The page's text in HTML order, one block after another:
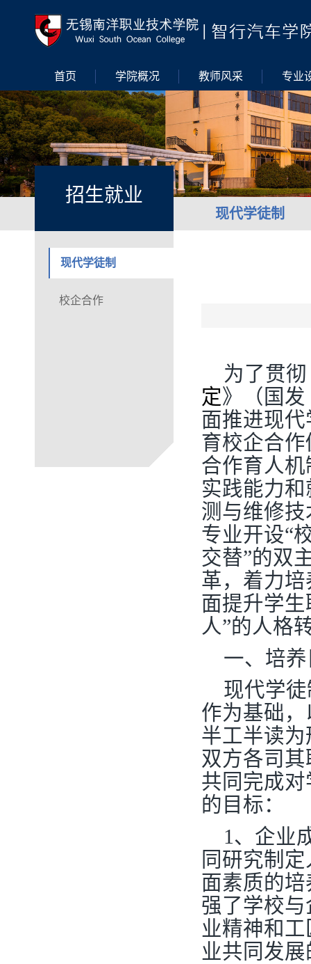
首页 学院概况 教师风采 专业
招生就业
现代学徒制
现代学徒制
校企合作
为了贯
定》（国
面推进现
育校企合
合作育人
实践能力
测与维修
专业开设“
交替”的双
革，着力
面提升学生
人”的人格
一、培
现代学
作为基础
半工半读
双方各司
共同完成
的目标：
1、企业
同研究制
面素质的
强了学校
业精神和
业共同发